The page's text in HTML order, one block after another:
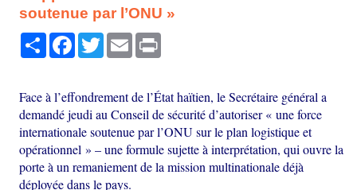
soutenue par l’ONU »
PartagerFacebook
TwitterEmail
Face à l’effondrement de l’État haïtien, le Secrétaire général a
demandé jeudi au Conseil de sécurité d’autoriser « une force
internationale soutenue par l’ONU sur le plan logistique et
opérationnel » – une formule sujette à interprétation, qui ouvre la
porte à un remaniement de la mission multinationale déjà
déployée dans le pays.